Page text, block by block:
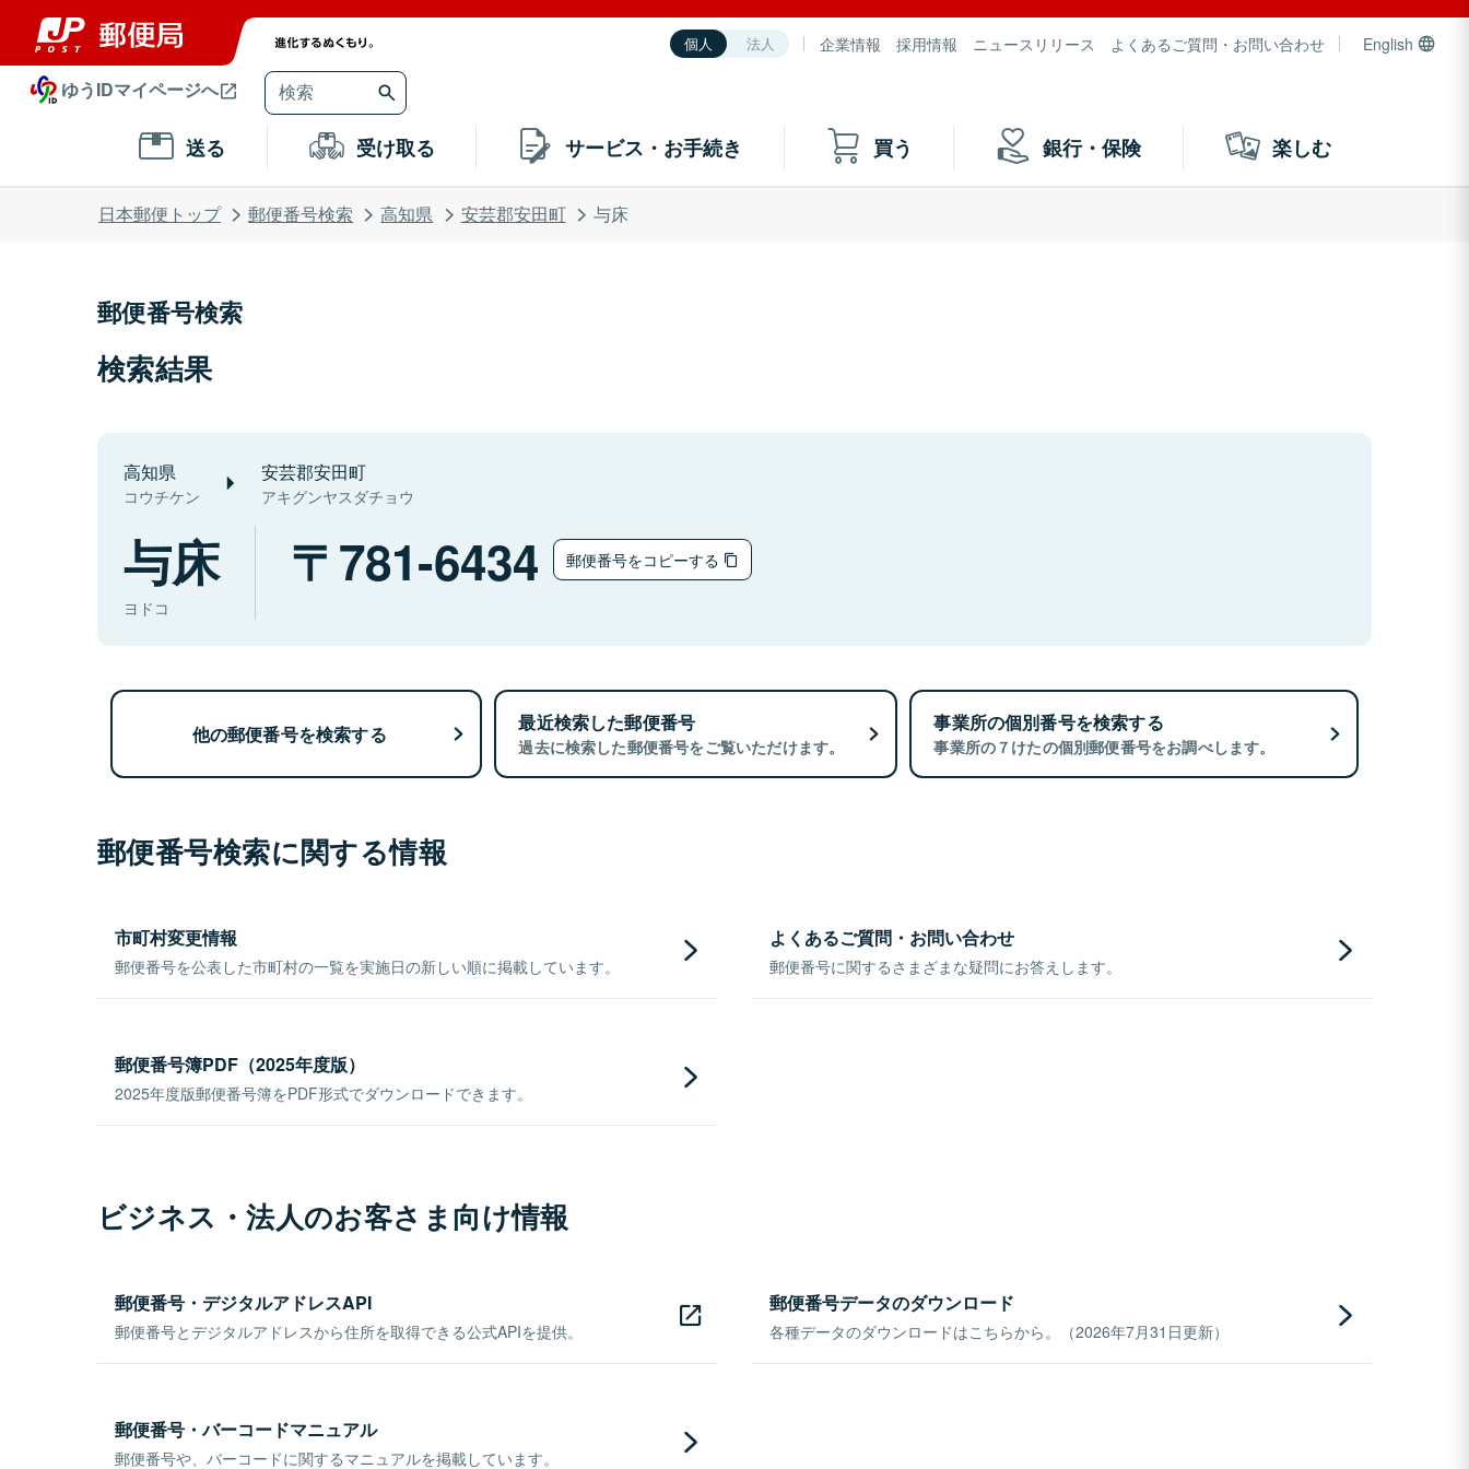
個人 法人 企業情報 採用情報 ニュースリリース よくあるご質問・お問い合わせ English
ゆうIDマイページへ
送る 受け取る サービス・お手続き 買う 銀行・保険 楽しむ
日本郵便トップ 郵便番号検索 高知県 安芸郡安田町 与床
郵便番号検索
検索結果
高知県
コウチケン
安芸郡安田町
アキグンヤスダチョウ
与床
ヨドコ
781-6434 郵便番号をコピーする
他の郵便番号を検索する 最近検索した郵便番号
過去に検索した郵便番号をご覧いただけます。
事業所の個別番号を検索する
事業所の７けたの個別郵便番号をお調べします。
郵便番号検索に関する情報
市町村変更情報
郵便番号を公表した市町村の一覧を実施日の新しい順に掲載しています。
よくあるご質問・お問い合わせ
郵便番号に関するさまざまな疑問にお答えします。
郵便番号簿PDF（2025年度版）
2025年度版郵便番号簿をPDF形式でダウンロードできます。
ビジネス・法人のお客さま向け情報
郵便番号・デジタルアドレスAPI
郵便番号とデジタルアドレスから住所を取得できる公式APIを提供。
郵便番号データのダウンロード
各種データのダウンロードはこちらから。（2026年7月31日更新）
郵便番号・バーコードマニュアル
郵便番号や、バーコードに関するマニュアルを掲載しています。